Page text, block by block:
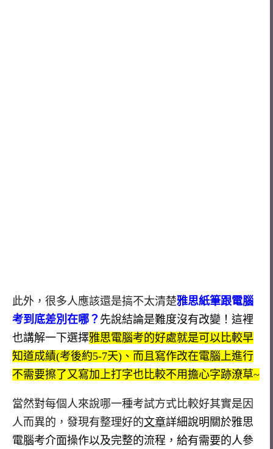
此外，很多人應該還是搞不太清楚雅思紙筆跟電腦
考到底差別在哪？ 先說結論是難度沒有改變！這裡
也講解一下選擇雅思電腦考的好處就是可以比較早
知道成績(考後約5-7天)、而且寫作改在電腦上進行
不需要擦了又寫加上打字也比較不用擔心字跡潦草~
當然對每個人來說哪一種考試方式比較好其實是因
人而異的，發現有整理好的文章詳細說明關於雅思
電腦考介面操作以及完整的流程，給有需要的人參